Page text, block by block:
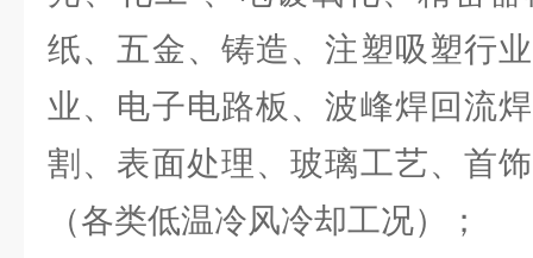
纸、五金、铸造、注塑吸塑行
业、电子电路板、波峰焊回流
割、表面处理、玻璃工艺、首
（各类低温冷风冷却工况）；